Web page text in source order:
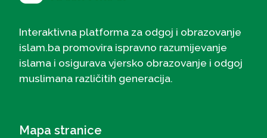
Interaktivna platforma za odgoj i obrazovanje
islam.ba promovira ispravno razumijevanje
islama i osigurava vjersko obrazovanje i odgoj
muslimana različitih generacija.
Mapa stranice